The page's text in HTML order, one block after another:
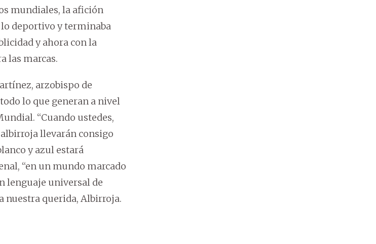
mundiales, la afición
lo deportivo y terminaba
y ahora con la
las marcas.
arzobispo de
lo que generan a nivel
“Cuando ustedes,
llevarán consigo
y azul estará
“en un mundo marcado
lenguaje universal de
nuestra querida, Albirroja.